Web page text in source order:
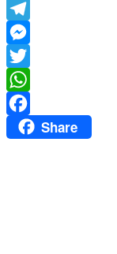
Yahoo
Mail
Telegram
Messenger
Twitter
WhatsApp
FacebookShare